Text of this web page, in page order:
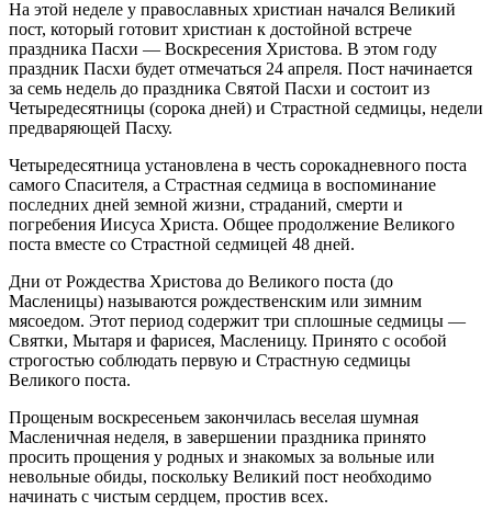
На этой неделе у православных христиан начался Великий
пост, который готовит христиан к достойной встрече
праздника Пасхи — Воскресения Христова. В этом году
праздник Пасхи будет отмечаться 24 апреля. Пост начинается
за семь недель до праздника Святой Пасхи и состоит из
Четыредесятницы (сорока дней) и Страстной седмицы, недели
предваряющей Пасху.
Четыредесятница установлена в честь сорокадневного поста
самого Спасителя, а Страстная седмица в воспоминание
последних дней земной жизни, страданий, смерти и
погребения Иисуса Христа. Общее продолжение Великого
поста вместе со Страстной седмицей 48 дней.
Дни от Рождества Христова до Великого поста (до
Масленицы) называются рождественским или зимним
мясоедом. Этот период содержит три сплошные седмицы —
Святки, Мытаря и фарисея, Масленицу. Принято с особой
строгостью соблюдать первую и Страстную седмицы
Великого поста.
Прощеным воскресеньем закончилась веселая шумная
Масленичная неделя, в завершении праздника принято
просить прощения у родных и знакомых за вольные или
невольные обиды, поскольку Великий пост необходимо
начинать с чистым сердцем, простив всех.